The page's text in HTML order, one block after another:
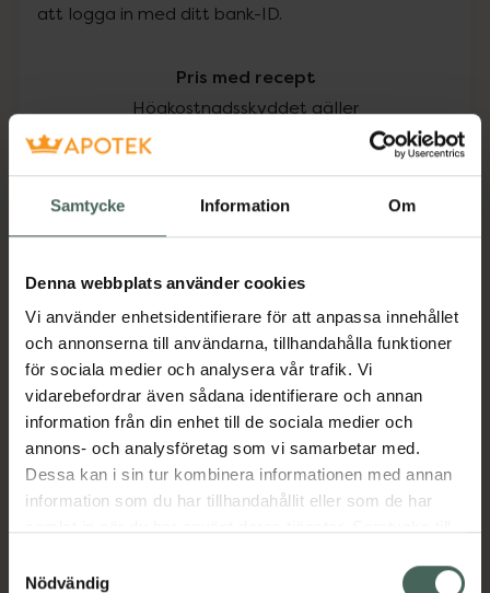
Samtycke Information Om
Denna webbplats använder cookies
Vi använder enhetsidentifierare för att anpassa innehållet
och annonserna till användarna, tillhandahålla funktioner
för sociala medier och analysera vår trafik. Vi
vidarebefordrar även sådana identifierare och annan
information från din enhet till de sociala medier och
annons- och analysföretag som vi samarbetar med.
Dessa kan i sin tur kombinera informationen med annan
information som du har tillhandahållit eller som de har
återkalla ditt samtycke via webbplatsens
Nödvändig
att logga in med ditt bank-ID.
Pris med recept
Högkostnadsskyddet gäller
5890,75 kr
I apotek:5890,75 kr
Aktuella erbjudanden
Beskrivning Dölj
EAN:07350124337852